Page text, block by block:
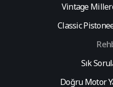
Vintage
Classic
Sık
Doğru Motor